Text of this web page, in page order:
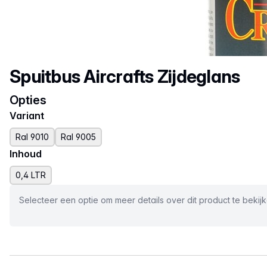
Productnaam
Spuitbus Aircrafts Zijdeglans
Opties
Variant
Ral 9010 Ral 9005
Inhoud
0,4 LTR
Selecteer een optie om meer details over dit product te